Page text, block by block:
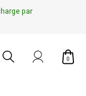
par
0